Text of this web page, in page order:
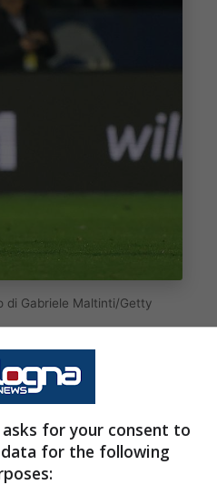
di Gabriele Maltinti/Getty
for your consent to
data for the following